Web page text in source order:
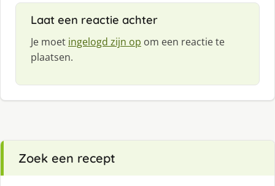
Laat een reactie achter
Je moet ingelogd zijn op om een reactie te
plaatsen.
Zoek een recept